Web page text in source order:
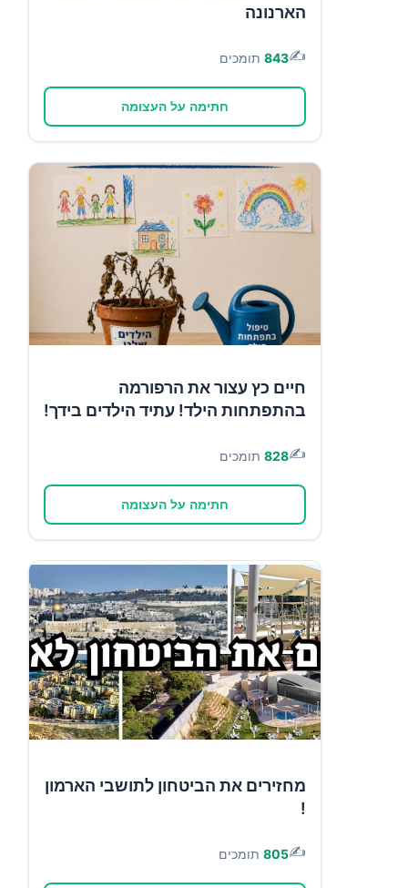
הארנונה
✍️
843 תומכים
חתימה על העצומה
חיים כץ עצור את הרפורמה
בהתפתחות הילד! עתיד הילדים בידך!
✍️
828 תומכים
חתימה על העצומה
מחזירים את הביטחון לתושבי הארמון
!
✍️
805 תומכים